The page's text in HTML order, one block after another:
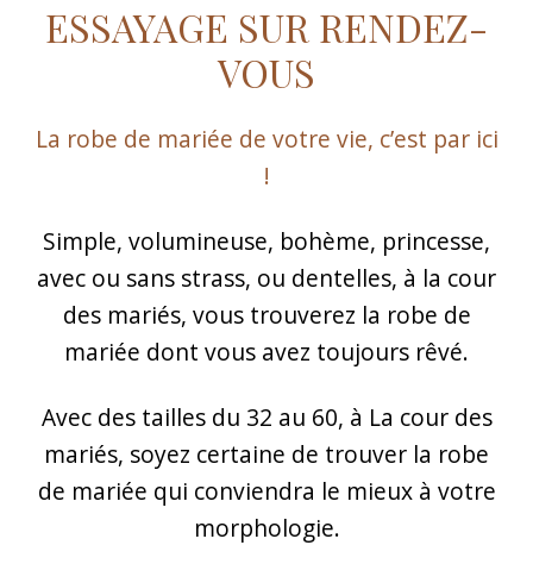
ESSAYAGE SUR RENDEZ-
VOUS
La robe de mariée de votre vie, c’est par ici
!
Simple, volumineuse, bohème, princesse,
avec ou sans strass, ou dentelles, à la cour
des mariés, vous trouverez la robe de
mariée dont vous avez toujours rêvé.
Avec des tailles du 32 au 60, à La cour des
mariés, soyez certaine de trouver la robe
de mariée qui conviendra le mieux à votre
morphologie.